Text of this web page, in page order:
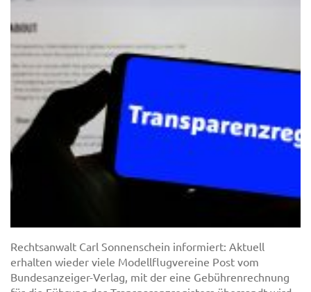
Rechtsanwalt Carl Sonnenschein informiert: Aktuell
erhalten wieder viele Modellflugvereine Post vom
Bundesanzeiger-Verlag, mit der eine Gebührenrechnung